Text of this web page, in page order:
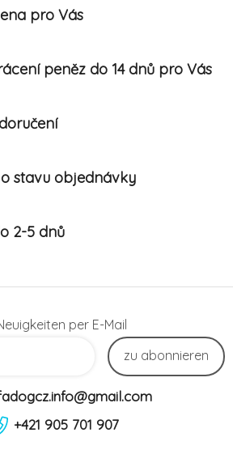
vám
neobsahuje chlór, takže je
trávy prov
pro Vás
peněz do 14 dnů pro Vás
stavu objednávky
2-5 dnů
per E-Mail
zu abonnieren
+421 905 701 907